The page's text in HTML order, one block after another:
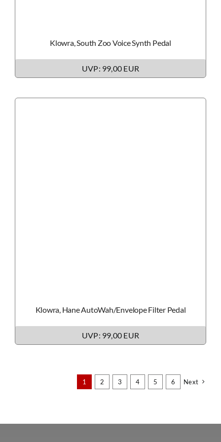
Klowra, South Zoo Voice Synth Pedal
UVP: 99,00 EUR
Klowra, Hane AutoWah/Envelope Filter Pedal
UVP: 99,00 EUR
1 2 3 4 5 6 Next